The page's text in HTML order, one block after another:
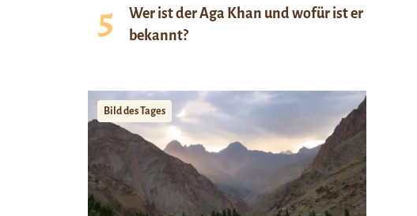
Wer ist der Aga Khan und wofür ist er
bekannt?
Bild des Tages